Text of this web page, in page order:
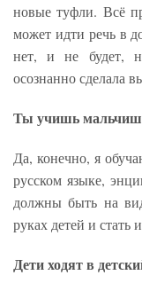
новые туфли. Всё
может идти речь в
нет, и не будет,
осознанно сделала
Ты учишь
Да, конечно, я
русском языке,
должны быть на
руках детей и
Дети ходят в